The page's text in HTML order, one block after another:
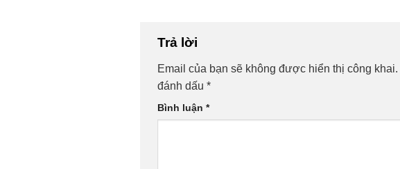
Trả lời
Email của bạn sẽ không được hiển thị công khai.
đánh dấu *
Bình luận *